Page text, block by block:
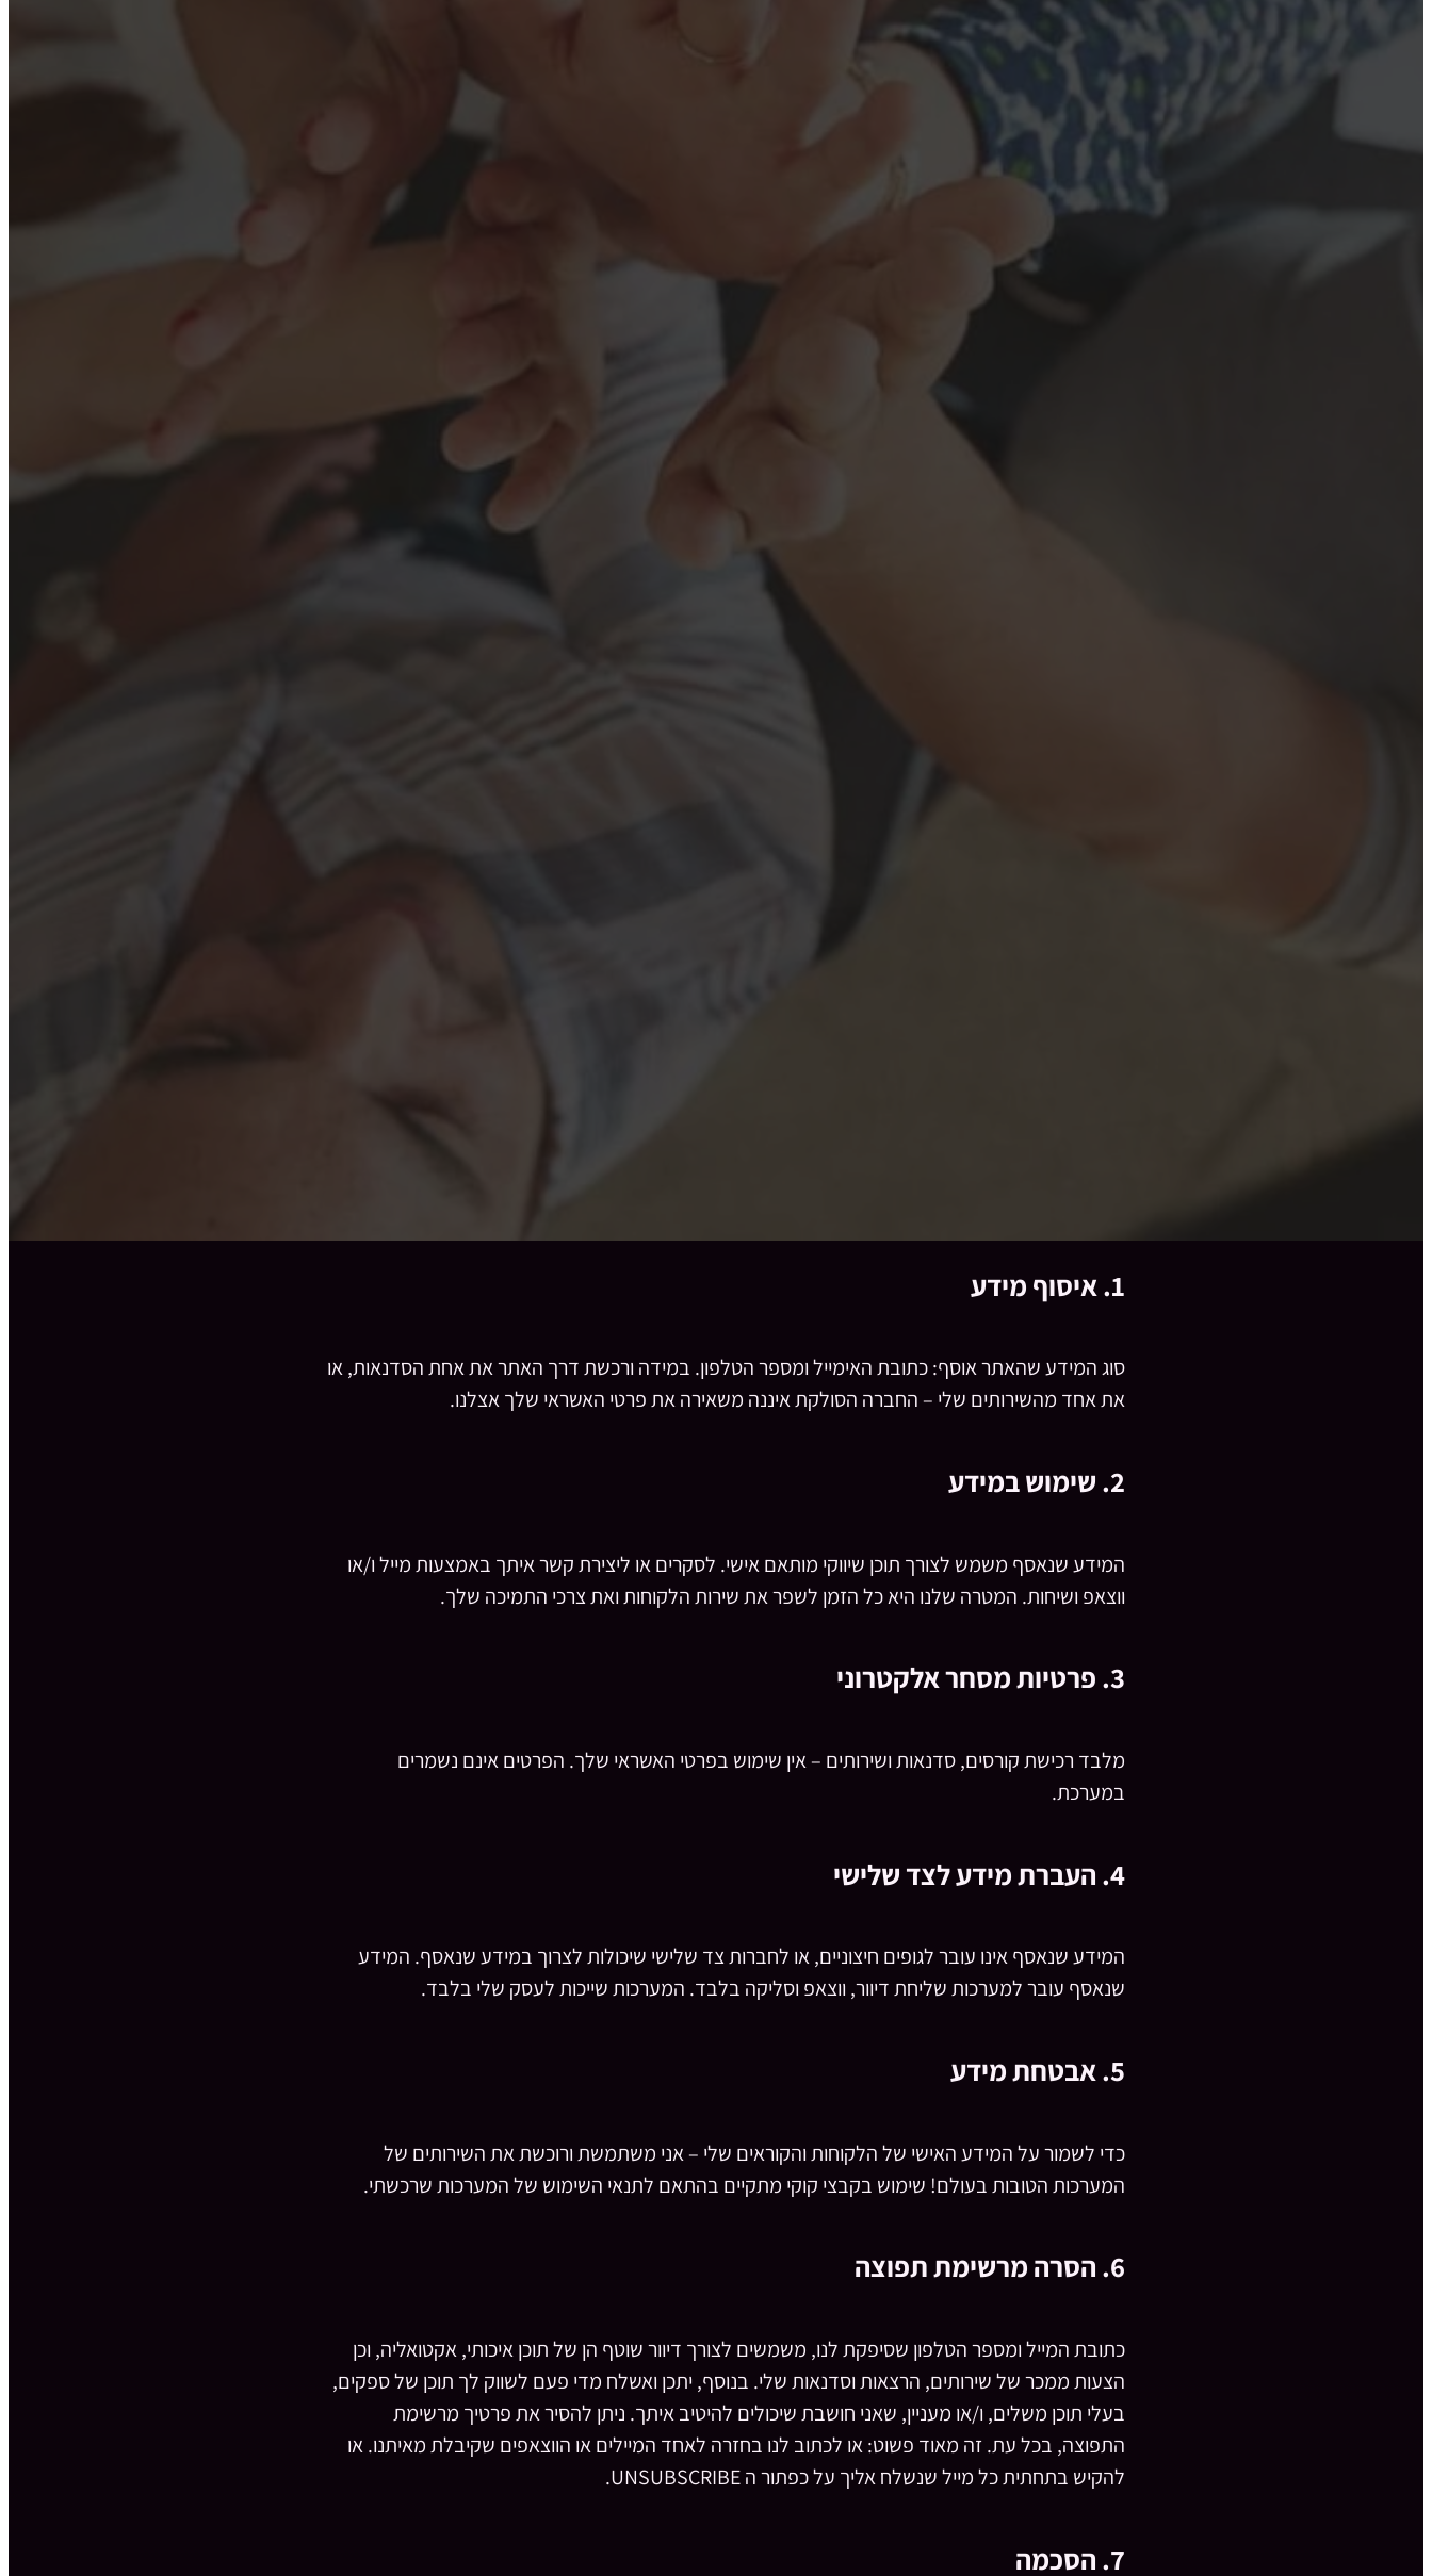
1. איסוף מידע
סוג המידע שהאתר אוסף: כתובת האימייל ומספר הטלפון. במידה ורכשת דרך האתר את אחת הסדנאות, או
את אחד מהשירותים שלי – החברה הסולקת איננה משאירה את פרטי האשראי שלך אצלנו.
2. שימוש במידע
המידע שנאסף משמש לצורך תוכן שיווקי מותאם אישי. לסקרים או ליצירת קשר איתך באמצעות מייל ו/או
ווצאפ ושיחות. המטרה שלנו היא כל הזמן לשפר את שירות הלקוחות ואת צרכי התמיכה שלך.
3. פרטיות מסחר אלקטרוני
מלבד רכישת קורסים, סדנאות ושירותים – אין שימוש בפרטי האשראי שלך. הפרטים אינם נשמרים
במערכת.
4. העברת מידע לצד שלישי
המידע שנאסף אינו עובר לגופים חיצוניים, או לחברות צד שלישי שיכולות לצרוך במידע שנאסף. המידע
שנאסף עובר למערכות שליחת דיוור, ווצאפ וסליקה בלבד. המערכות שייכות לעסק שלי בלבד.
5. אבטחת מידע
כדי לשמור על המידע האישי של הלקוחות והקוראים שלי – אני משתמשת ורוכשת את השירותים של
המערכות הטובות בעולם! שימוש בקבצי קוקי מתקיים בהתאם לתנאי השימוש של המערכות שרכשתי.
6. הסרה מרשימת תפוצה
כתובת המייל ומספר הטלפון שסיפקת לנו, משמשים לצורך דיוור שוטף הן של תוכן איכותי, אקטואליה, וכן
הצעות ממכר של שירותים, הרצאות וסדנאות שלי. בנוסף, יתכן ואשלח מדי פעם לשווק לך תוכן של ספקים,
בעלי תוכן משלים, ו/או מעניין, שאני חושבת שיכולים להיטיב איתך. ניתן להסיר את פרטיך מרשימת
התפוצה, בכל עת. זה מאוד פשוט: או לכתוב לנו בחזרה לאחד המיילים או הווצאפים שקיבלת מאיתנו. או
להקיש בתחתית כל מייל שנשלח אליך על כפתור ה UNSUBSCRIBE.
7. הסכמה